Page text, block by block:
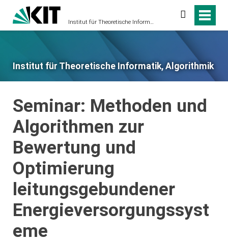
Institut für Theoretische Informatik, Algorithmik
Suche
Institut für Theoretische Informatik, Algorithmik
Seminar: Methoden und
Algorithmen zur
Bewertung und
Optimierung
leitungsgebundener
Energieversorgungssyst
eme